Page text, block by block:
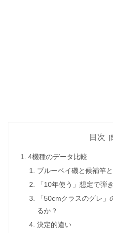
目次
4機種のデータ比較
ブルーベイ磯と候補竿
「10年使う」想定で弾
「50cmクラスのグレ
るか？
決定的違い